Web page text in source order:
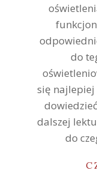
do
się najlepiej
dalszej
do